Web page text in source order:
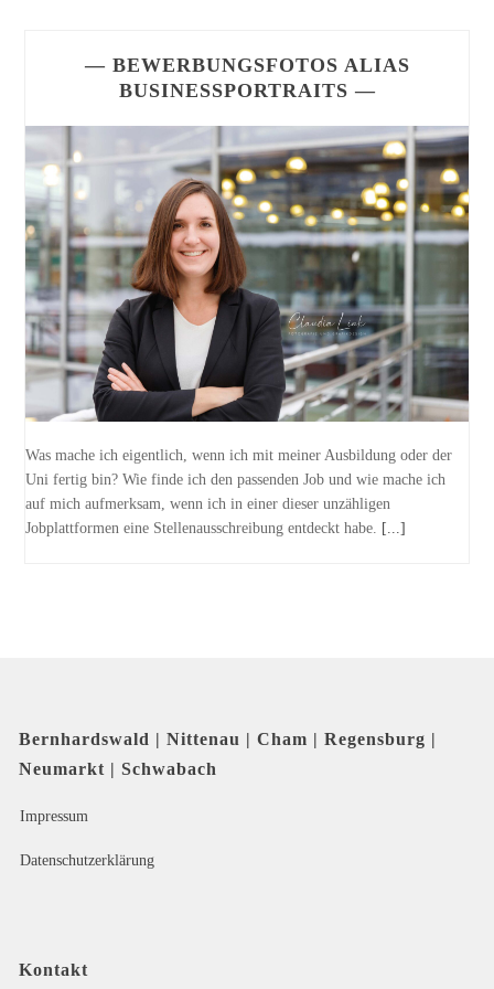
— BEWERBUNGSFOTOS ALIAS
BUSINESSPORTRAITS —
Was mache ich eigentlich, wenn ich mit meiner Ausbildung oder der
Uni fertig bin? Wie finde ich den passenden Job und wie mache ich
auf mich aufmerksam, wenn ich in einer dieser unzähligen
Jobplattformen eine Stellenausschreibung entdeckt habe.
[...]
Bernhardswald | Nittenau | Cham | Regensburg |
Neumarkt | Schwabach
Impressum
Datenschutzerklärung
Kontakt